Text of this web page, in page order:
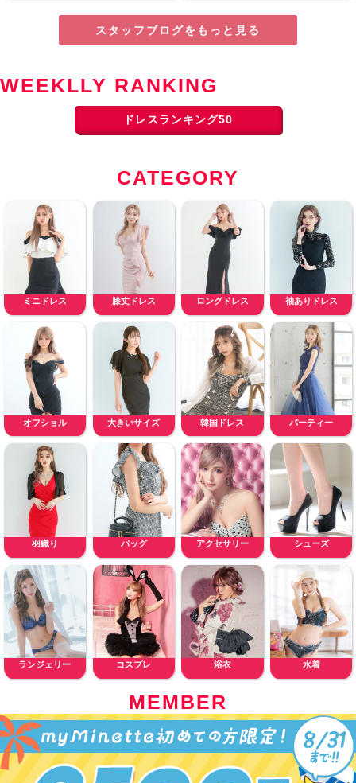
スタッフブログをもっと見る
WEEKLLY RANKING
ドレスランキング50
CATEGORY
ミニドレス 膝丈ドレス ロングドレス 袖ありドレス
オフショル 大きいサイズ 韓国ドレス パーティー
羽織り バッグ アクセサリー シューズ
ランジェリー コスプレ 浴衣 水着
MEMBER